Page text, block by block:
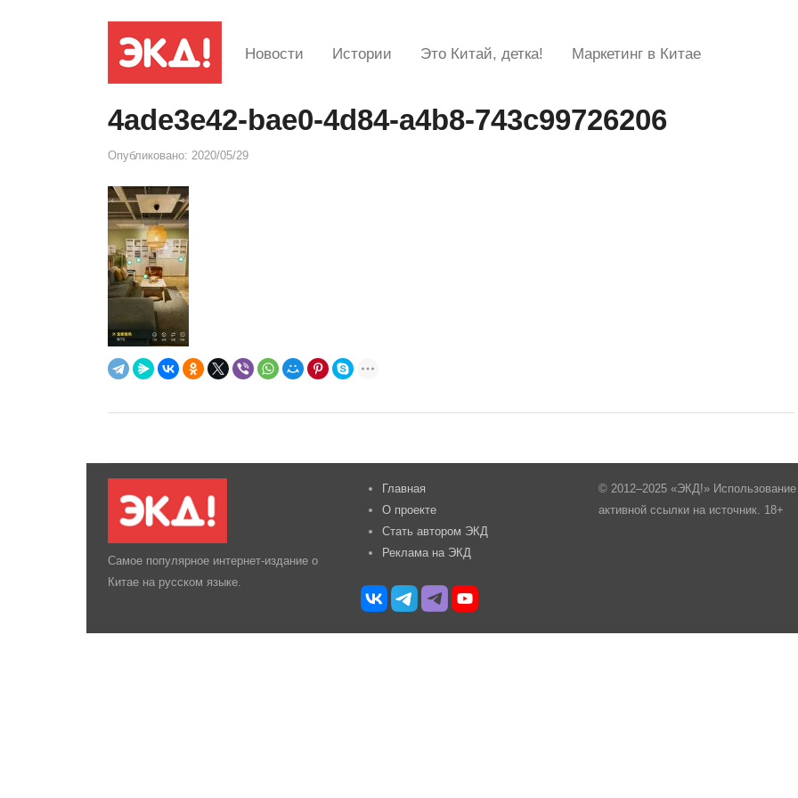
Новости Истории Это Китай, детка! Маркетинг в Китае
4ade3e42-bae0-4d84-a4b8-743c99726206
Опубликовано: 2020/05/29
Самое популярное интернет-издание о
Китае на русском языке.
Главная
О проекте
Стать автором ЭКД
Реклама на ЭКД
© 2012–2025 «ЭКД!»
активной ссылки на источник. 18+